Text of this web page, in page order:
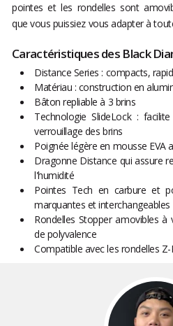
pointes et les rondelles sont
que vous puissiez vous adapter à
Caractéristiques des Black
Distance Series : compacts,
Matériau : construction en
Bâton repliable à 3 brins
Technologie SlideLock :
verrouillage des brins
Poignée légère en mousse EVA
Dragonne Distance qui assure
l'humidité
Pointes Tech en carbure et
marquantes et interchangeables
Rondelles Stopper amovibles
de polyvalence
Compatible avec les rondelles